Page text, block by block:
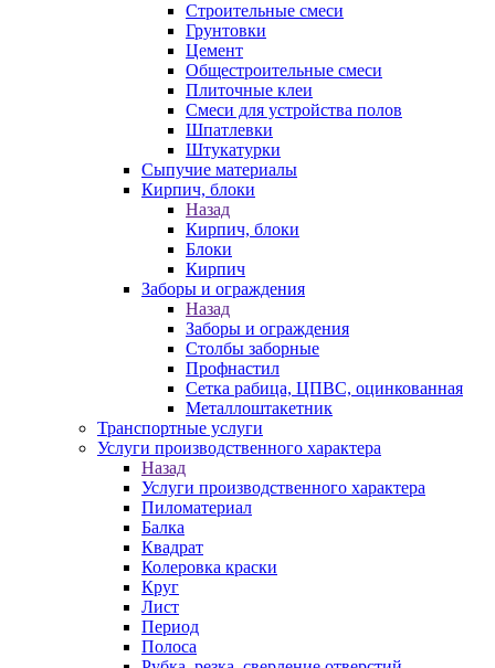
Строительные смеси
Грунтовки
Цемент
Общестроительные смеси
Плиточные клеи
Смеси для устройства полов
Шпатлевки
Штукатурки
Сыпучие материалы
Кирпич, блоки
Назад
Кирпич, блоки
Блоки
Кирпич
Заборы и ограждения
Назад
Заборы и ограждения
Столбы заборные
Профнастил
Сетка рабица, ЦПВС, оцинкованная
Металлоштакетник
Транспортные услуги
Услуги производственного характера
Назад
Услуги производственного характера
Пиломатериал
Балка
Квадрат
Колеровка краски
Круг
Лист
Период
Полоса